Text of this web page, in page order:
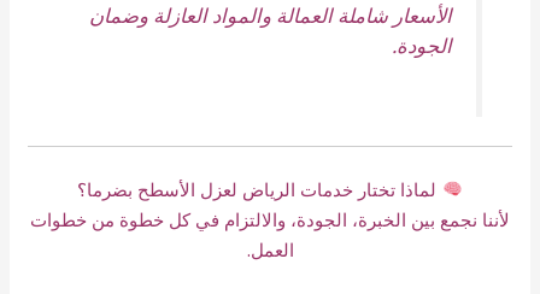
الأسعار شاملة العمالة والمواد العازلة وضمان
الجودة.
لماذا تختار خدمات الرياض لعزل الأسطح بضرما؟
لأننا نجمع بين الخبرة، الجودة، والالتزام في كل خطوة من خطوات
العمل.